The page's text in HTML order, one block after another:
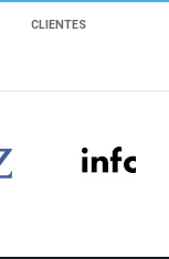
CLIENTES